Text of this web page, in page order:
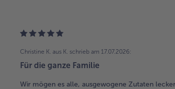
Christine K. aus K. schrieb am 17.07.2026:
Für die ganze Familie
Wir mögen es alle, ausgewogene Zutaten